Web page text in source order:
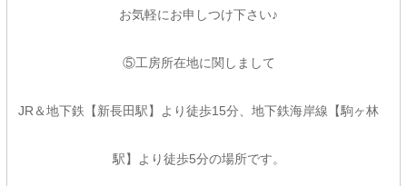
お気軽にお申しつけ下さい♪
⑤工房所在地に関しまして
JR＆地下鉄【新長田駅】より徒歩15分、地下鉄海岸線【駒ヶ林
駅】より徒歩5分の場所です。